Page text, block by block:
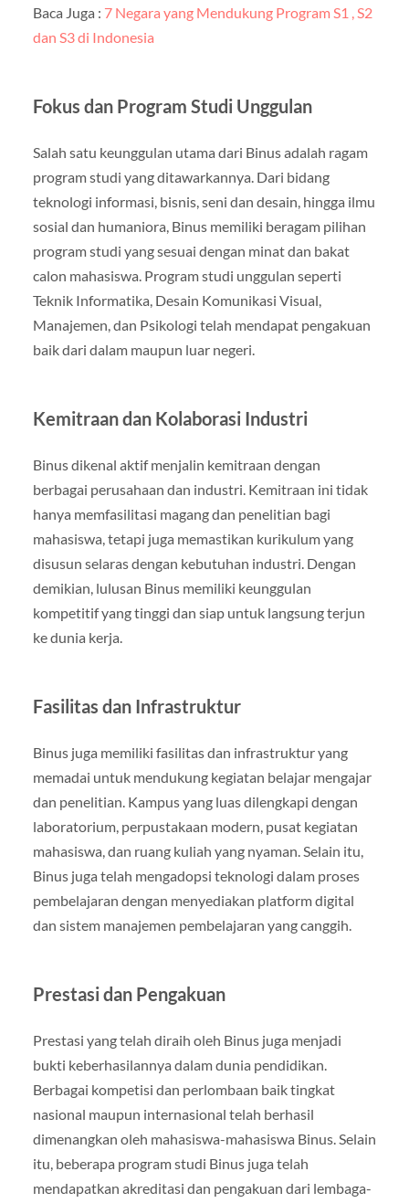
Baca Juga : 7 Negara yang Mendukung Program S1 , S2
dan S3 di Indonesia
Fokus dan Program Studi Unggulan
Salah satu keunggulan utama dari Binus adalah ragam
program studi yang ditawarkannya. Dari bidang
teknologi informasi, bisnis, seni dan desain, hingga ilmu
sosial dan humaniora, Binus memiliki beragam pilihan
program studi yang sesuai dengan minat dan bakat
calon mahasiswa. Program studi unggulan seperti
Teknik Informatika, Desain Komunikasi Visual,
Manajemen, dan Psikologi telah mendapat pengakuan
baik dari dalam maupun luar negeri.
Kemitraan dan Kolaborasi Industri
Binus dikenal aktif menjalin kemitraan dengan
berbagai perusahaan dan industri. Kemitraan ini tidak
hanya memfasilitasi magang dan penelitian bagi
mahasiswa, tetapi juga memastikan kurikulum yang
disusun selaras dengan kebutuhan industri. Dengan
demikian, lulusan Binus memiliki keunggulan
kompetitif yang tinggi dan siap untuk langsung terjun
ke dunia kerja.
Fasilitas dan Infrastruktur
Binus juga memiliki fasilitas dan infrastruktur yang
memadai untuk mendukung kegiatan belajar mengajar
dan penelitian. Kampus yang luas dilengkapi dengan
laboratorium, perpustakaan modern, pusat kegiatan
mahasiswa, dan ruang kuliah yang nyaman. Selain itu,
Binus juga telah mengadopsi teknologi dalam proses
pembelajaran dengan menyediakan platform digital
dan sistem manajemen pembelajaran yang canggih.
Prestasi dan Pengakuan
Prestasi yang telah diraih oleh Binus juga menjadi
bukti keberhasilannya dalam dunia pendidikan.
Berbagai kompetisi dan perlombaan baik tingkat
nasional maupun internasional telah berhasil
dimenangkan oleh mahasiswa-mahasiswa Binus. Selain
itu, beberapa program studi Binus juga telah
mendapatkan akreditasi dan pengakuan dari lembaga-